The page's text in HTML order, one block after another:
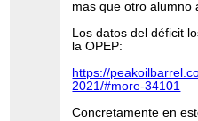
Turiel. Gracias
mas que otro alumno
Los datos del déficit
la OPEP:
https://
2021/#more-34101
Concretamente en